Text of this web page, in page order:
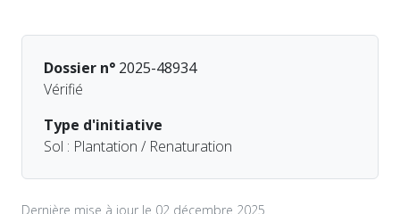
Dossier n° 2025-48934
Vérifié
Type d'initiative
Sol : Plantation / Renaturation
Dernière mise à jour le 02 décembre 2025